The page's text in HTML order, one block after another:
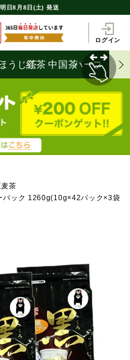
明日8月8日(土) 発送
ログイン
うじ茶
紅茶 中国茶ハーブティ
茶
ーパック 1260g(10g×42パック×3袋